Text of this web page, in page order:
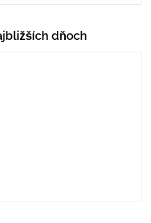
dňoch